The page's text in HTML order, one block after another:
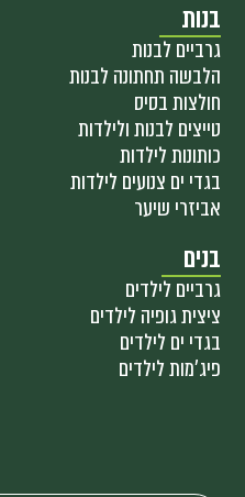
בנות
גרביים לבנות
הלבשה תחתונה לבנות
חולצות בסיס
טייצים לבנות ולילדות
כותונות לילדות
בגדי ים צנועים לילדות
אביזרי שיער
בנים
גרביים לילדים
ציצית גופיה לילדים
בגדי ים לילדים
פיג'מות לילדים